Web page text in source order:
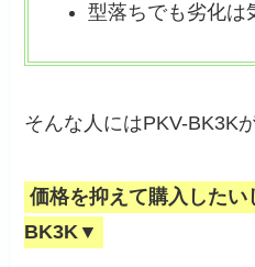
型落ちでも劣化は
そんな人にはPKV-BK3K
価格を抑えて購入したい
BK3K▼